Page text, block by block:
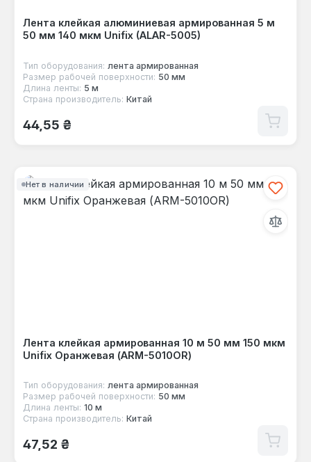
Лента клейкая алюминиевая армированная 5 м
50 мм 140 мкм Unifix (ALAR-5005)
Тип оборудования: лента армированная
Размер рабочей поверхности: 50 мм
Длина ленты: 5 м
Страна производитель: Китай
Обычная цена:
44,55 ₴
Нет в наличии
Лента клейкая армированная 10 м 50 мм 150 мкм
Unifix Оранжевая (ARM-5010OR)
Тип оборудования: лента армированная
Размер рабочей поверхности: 50 мм
Длина ленты: 10 м
Страна производитель: Китай
Обычная цена:
47,52 ₴